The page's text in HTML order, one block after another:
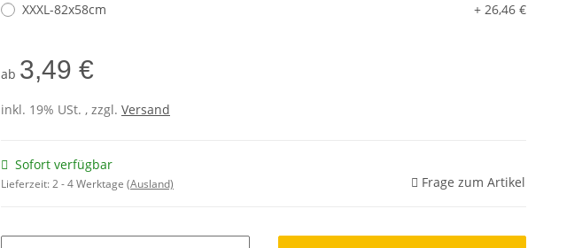
XXXL-82x58cm
+ 26,46 €
ab 3,49 €
inkl. 19% USt. , zzgl. Versand
Sofort verfügbar
Lieferzeit:2 - 4 Werktage (Ausland) Frage zum Artikel